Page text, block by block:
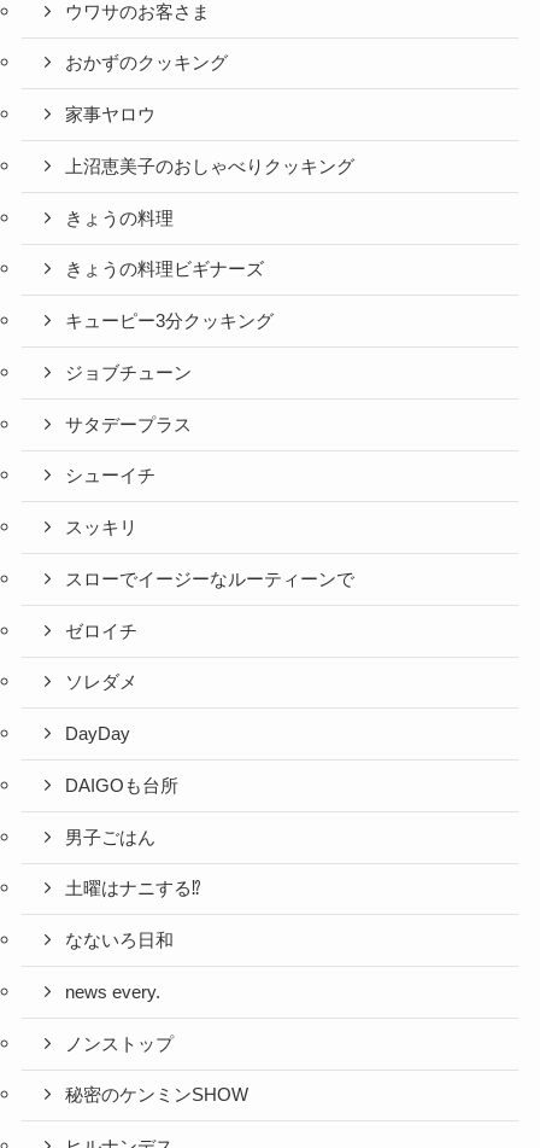
ウワサのお客さま
おかずのクッキング
家事ヤロウ
上沼恵美子のおしゃべりクッキング
きょうの料理
きょうの料理ビギナーズ
キューピー3分クッキング
ジョブチューン
サタデープラス
シューイチ
スッキリ
スローでイージーなルーティーンで
ゼロイチ
ソレダメ
DayDay
DAIGOも台所
男子ごはん
土曜はナニする⁉
なないろ日和
news every.
ノンストップ
秘密のケンミンSHOW